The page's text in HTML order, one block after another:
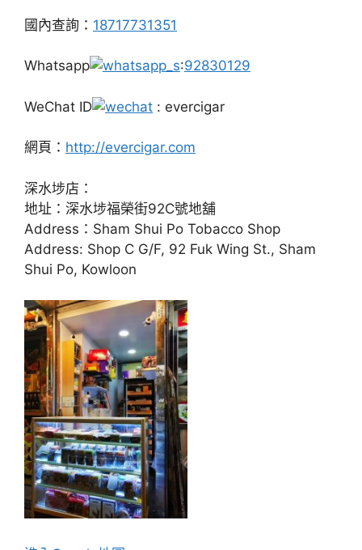
國內查詢： 18717731351
Whatsapp :92830129
WeChat ID : evercigar
網頁： http://evercigar.com
深水埗店：
地址：深水埗福榮街92C號地舖
Address：Sham Shui Po Tobacco Shop
Address: Shop C G/F, 92 Fuk Wing St., Sham
Shui Po, Kowloon